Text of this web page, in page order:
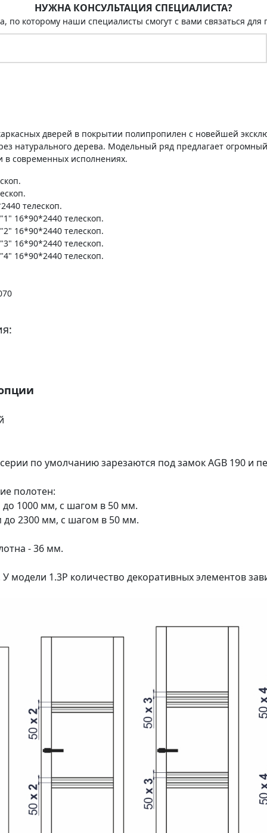
НУЖНА КОНСУЛЬТАЦИЯ СПЕЦИАЛИСТА?
по которому наши специалисты смогут с вами связаться для
дверей в покрытии полипропилен с новейшей
натурального дерева. Модельный ряд предлагает
в современных исполнениях.
телескоп.
16*90*2440 телескоп.
16*90*2440 телескоп.
16*90*2440 телескоп.
16*90*2440 телескоп.
по умолчанию зарезаются под замок AGB 190 и
полотен:
1000 мм, с шагом в 50 мм.
до 2300 мм, с шагом в 50 мм.
- 36 мм.
модели 1.3P количество декоративных элементов